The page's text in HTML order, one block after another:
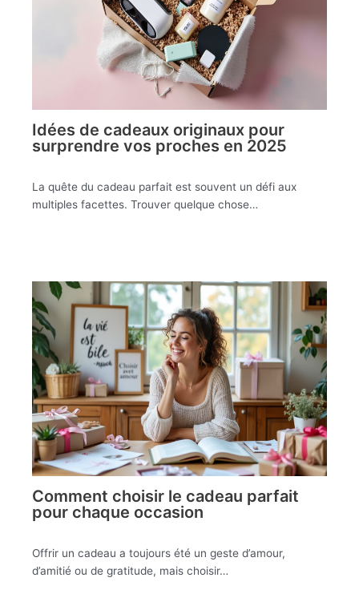
Idées de cadeaux originaux pour
surprendre vos proches en 2025
La quête du cadeau parfait est souvent un défi aux
multiples facettes. Trouver quelque chose…
Comment choisir le cadeau parfait
pour chaque occasion
Offrir un cadeau a toujours été un geste d’amour,
d’amitié ou de gratitude, mais choisir…